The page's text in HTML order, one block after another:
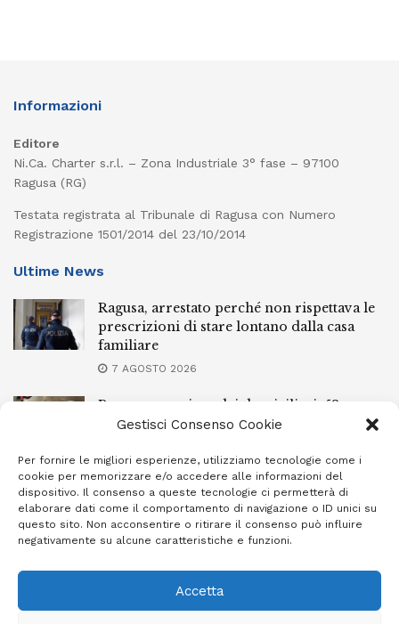
Gestisci Consenso Cookie
Per fornire le migliori esperienze, utilizziamo tecnologie come i
cookie per memorizzare e/o accedere alle informazioni del
dispositivo. Il consenso a queste tecnologie ci permetterà di
elaborare dati come il comportamento di navigazione o ID unici su
questo sito. Non acconsentire o ritirare il consenso può influire
negativamente su alcune caratteristiche e funzioni.
Accetta
Informazioni
Editore
Ni.Ca. Charter s.r.l. – Zona Industriale 3° fase – 97100
Ragusa (RG)
Testata registrata al Tribunale di Ragusa con Numero
Registrazione 1501/2014 del 23/10/2014
Ultime News
Ragusa, arrestato perché non rispettava le
prescrizioni di stare lontano dalla casa
familiare
7 AGOSTO 2026
Ragusa, spacciava dai domiciliari: 52enne
finisce in carcere
Incendi a Modica, torna in libertà il
marocchino di 23 anni
7 AGOSTO 2026